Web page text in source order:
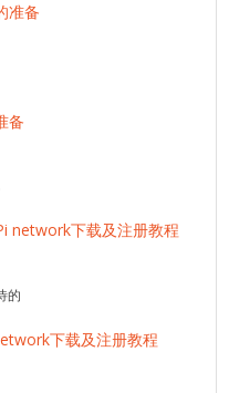
准备
备
network下载及注册教程
的
下载及注册教程